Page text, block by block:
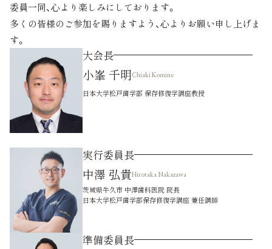
委員一同、心より楽しみにしております。
多くの皆様のご参加を賜りますよう、心よりお願い申し上げま
す。
大会長
小峯 千明Chiaki Komine
日本大学松戸歯学部 保存修復学講座教授
実行委員長
中澤 弘貴Hirotaka Nakazawa
茨城県牛久市 中澤歯科医院 院長
日本大学松戸歯学部保存修復学講座 兼任講師
準備委員長